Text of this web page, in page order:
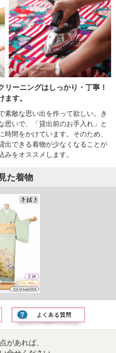
リーニングはしっかり・丁寧！
す。
素敵な思い出を作って欲しい。き
思いで、「貸出前のお手入れ」と
時間をかけています。そのため、
出できる着物が少なくなることが
をオススメします。
た着物
があれば、